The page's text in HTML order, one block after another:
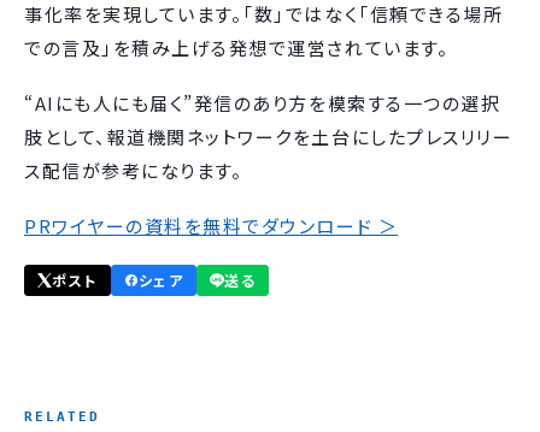
事化率を実現しています。「数」ではなく「信頼できる場所
での言及」を積み上げる発想で運営されています。
“AIにも人にも届く”発信のあり方を模索する一つの選択
肢として、報道機関ネットワークを土台にしたプレスリリー
ス配信が参考になります。
PRワイヤーの資料を無料でダウンロード ＞
ポスト シェア 送る